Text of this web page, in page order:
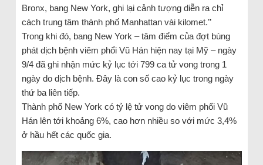
Bronx, bang New York, ghi lại cảnh tượng diễn ra chỉ
cách trung tâm thành phố Manhattan vài kilomet.’’
Trong khi đó, bang New York – tâm điểm của đợt bùng
phát dịch bệnh viêm phổi Vũ Hán hiện nay tại Mỹ – ngày
9/4 đã ghi nhận mức kỷ lục tới 799 ca tử vong trong 1
ngày do dịch bệnh. Đây là con số cao kỷ lục trong ngày
thứ ba liên tiếp.
Thành phố New York có tỷ lệ tử vong do viêm phổi Vũ
Hán lên tới khoảng 6%, cao hơn nhiều so với mức 3,4%
ở hầu hết các quốc gia.